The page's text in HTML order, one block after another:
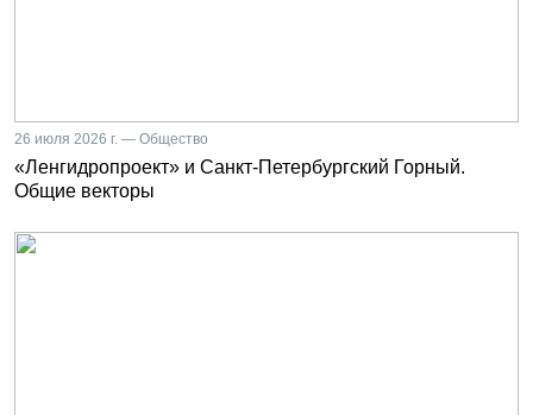
26 июля 2026 г. — Общество
«Ленгидропроект» и Санкт-Петербургский Горный.
Общие векторы